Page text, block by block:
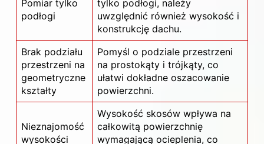
Pomiar tylko
podłogi
tylko podłogi, należy
uwzględnić również wysokość i
konstrukcję dachu.
Brak podziału
przestrzeni na
geometryczne
kształty
Pomyśl o podziale przestrzeni
na prostokąty i trójkąty, co
ułatwi dokładne oszacowanie
powierzchni.
Nieznajomość
wysokości
Wysokość skosów wpływa na
całkowitą powierzchnię
wymagającą ocieplenia, co